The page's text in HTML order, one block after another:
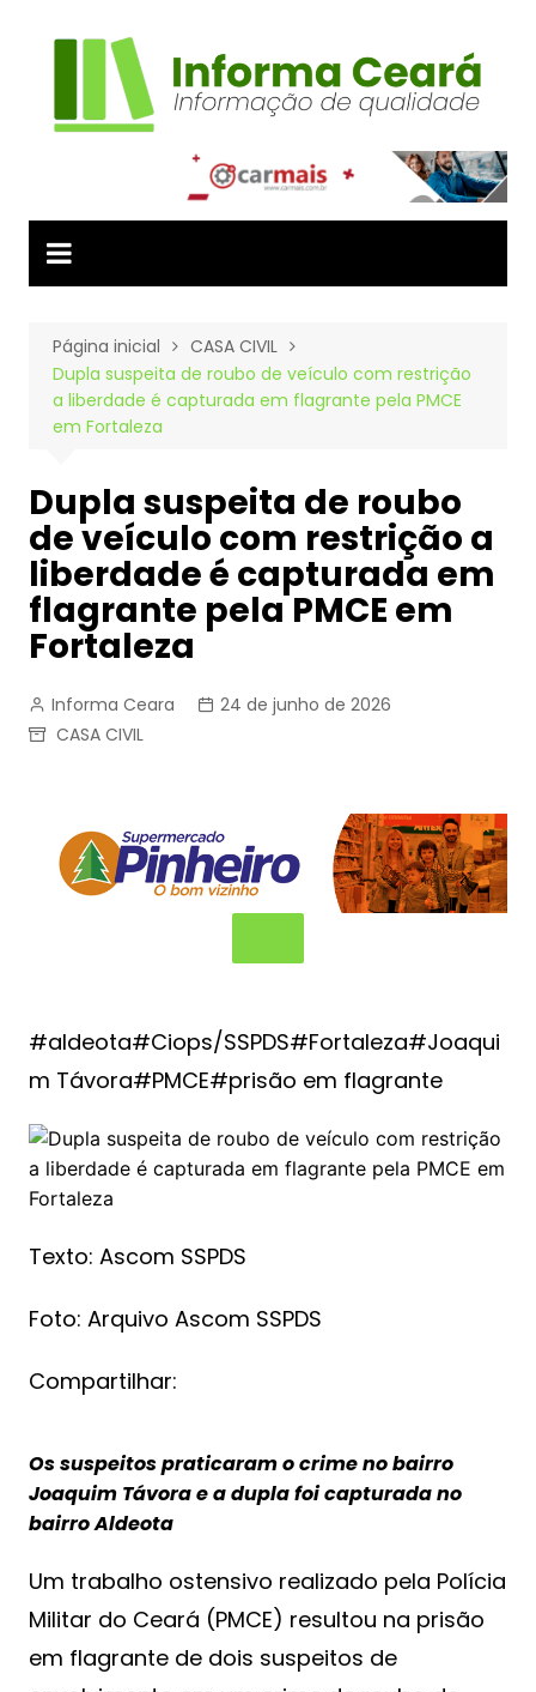
Página inicial
CASA CIVIL
Dupla suspeita de roubo de veículo com restrição
a liberdade é capturada em flagrante pela PMCE
em Fortaleza
Dupla suspeita de roubo
de veículo com restrição a
liberdade é capturada em
flagrante pela PMCE em
Fortaleza
Informa Ceara
24 de junho de 2026
CASA CIVIL
#aldeota#Ciops/SSPDS#Fortaleza#Joaqui
m Távora#PMCE#prisão em flagrante
Texto: Ascom SSPDS
Foto: Arquivo Ascom SSPDS
Compartilhar:
Os suspeitos praticaram o crime no bairro
Joaquim Távora e a dupla foi capturada no
bairro Aldeota
Um trabalho ostensivo realizado pela Polícia
Militar do Ceará (PMCE) resultou na prisão
em flagrante de dois suspeitos de